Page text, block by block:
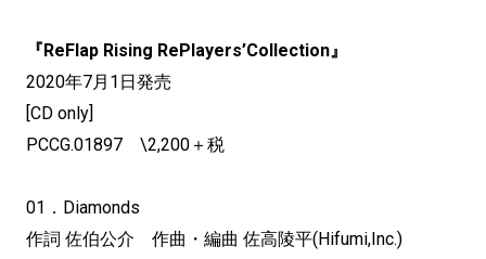
『ReFlap Rising RePlayers’Collection』
2020年7月1日発売
[CD only]
PCCG.01897 \2,200＋税
01．Diamonds
作詞 佐伯公介 作曲・編曲 佐高陵平(Hifumi,Inc.)